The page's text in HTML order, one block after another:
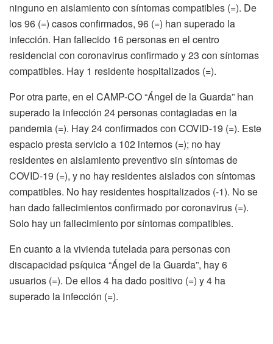
ninguno en aislamiento con síntomas compatibles (=). De
los 96 (=) casos confirmados, 96 (=) han superado la
infección. Han fallecido 16 personas en el centro
residencial con coronavirus confirmado y 23 con síntomas
compatibles. Hay 1 residente hospitalizados (=).
Por otra parte, en el CAMP-CO “Ángel de la Guarda” han
superado la infección 24 personas contagiadas en la
pandemia (=). Hay 24 confirmados con COVID-19 (=). Este
espacio presta servicio a 102 internos (=); no hay
residentes en aislamiento preventivo sin síntomas de
COVID-19 (=), y no hay residentes aislados con síntomas
compatibles. No hay residentes hospitalizados (-1). No se
han dado fallecimientos confirmado por coronavirus (=).
Solo hay un fallecimiento por síntomas compatibles.
En cuanto a la vivienda tutelada para personas con
discapacidad psíquica “Ángel de la Guarda”, hay 6
usuarios (=). De ellos 4 ha dado positivo (=) y 4 ha
superado la infección (=).